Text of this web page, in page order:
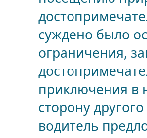
суждено было
ограничения,
приключения в
сторону
водитель